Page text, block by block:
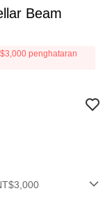
Beam
penghataran